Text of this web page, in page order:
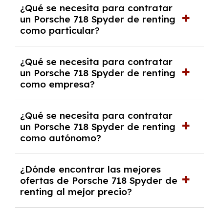
pero puede haber penalizaciones por
cancelación anticipada. Es importante revisar
las condiciones del contrato y hablar con un
experto que te asesore.
¿Qué se necesita para contratar
un Porsche 718 Spyder de renting
como particular?
y, en algunos casos, una consulta de solvencia
crediticia y un pago inicial.
¿Qué se necesita para contratar
un Porsche 718 Spyder de renting
como empresa?
documentación financiera y, en algunos
casos, un informe de solvencia de la empresa
y un pago inicial.
¿Qué se necesita para contratar
un Porsche 718 Spyder de renting
como autónomo?
autónomos, justificante de ingresos y, en
algunos casos, un informe fiscal y un pago
inicial.
¿Dónde encontrar las mejores
ofertas de Porsche 718 Spyder de
renting al mejor precio?